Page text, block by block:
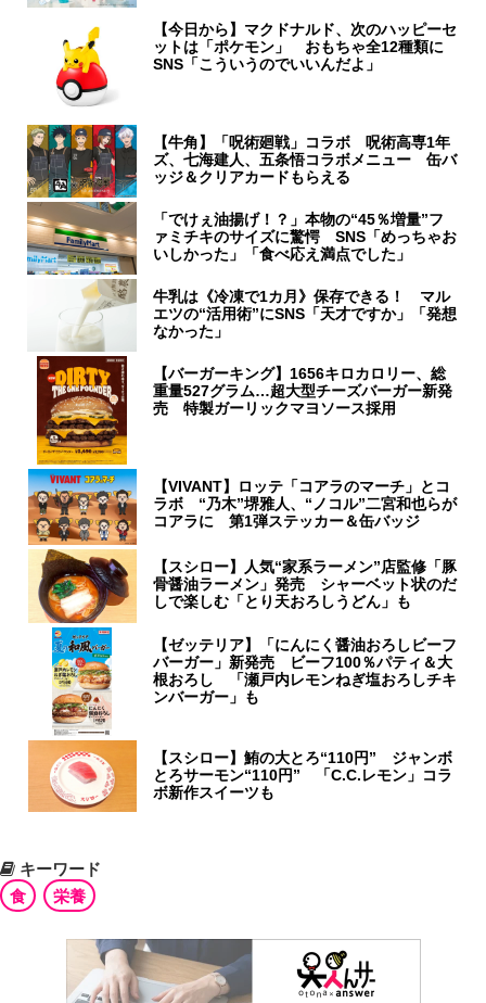
【今日から】マクドナルド、次のハッピーセ
ットは「ポケモン」 おもちゃ全12種類に
SNS「こういうのでいいんだよ」
【牛角】「呪術廻戦」コラボ 呪術高専1年
ズ、七海建人、五条悟コラボメニュー 缶バ
ッジ＆クリアカードもらえる
「でけぇ油揚げ！？」本物の“45％増量”フ
ァミチキのサイズに驚愕 SNS「めっちゃお
いしかった」「食べ応え満点でした」
牛乳は《冷凍で1カ月》保存できる！ マル
エツの“活用術”にSNS「天才ですか」「発想
なかった」
【バーガーキング】1656キロカロリー、総
重量527グラム…超大型チーズバーガー新発
売 特製ガーリックマヨソース採用
【VIVANT】ロッテ「コアラのマーチ」とコ
ラボ “乃木”堺雅人、“ノコル”二宮和也らが
コアラに 第1弾ステッカー＆缶バッジ
【スシロー】人気“家系ラーメン”店監修「豚
骨醤油ラーメン」発売 シャーベット状のだ
しで楽しむ「とり天おろしうどん」も
【ゼッテリア】「にんにく醤油おろしビーフ
バーガー」新発売 ビーフ100％パティ＆大
根おろし 「瀬戸内レモンねぎ塩おろしチキ
ンバーガー」も
【スシロー】鮪の大とろ“110円” ジャンボ
とろサーモン“110円” 「C.C.レモン」コラ
ボ新作スイーツも
キーワード
食
栄養